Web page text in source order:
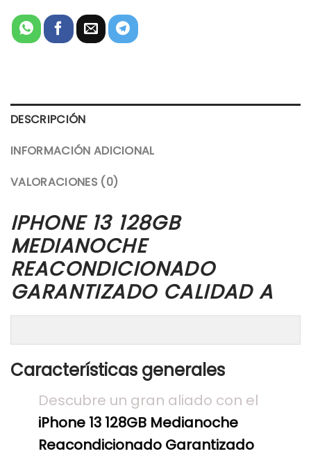
DESCRIPCIÓN
INFORMACIÓN ADICIONAL
VALORACIONES (0)
IPHONE 13 128GB
MEDIANOCHE
REACONDICIONADO
GARANTIZADO CALIDAD A
Características generales
Descubre un gran aliado con el
iPhone 13 128GB Medianoche
Reacondicionado Garantizado